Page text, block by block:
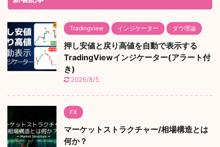
Tradingview インジケーター ダウ理論
押し安値と戻り高値を自動で表示する
TradingViewインジケーター(アラート付
き)
2026/8/5
FX
マーケットストラクチャー/相場構造とは
何か？